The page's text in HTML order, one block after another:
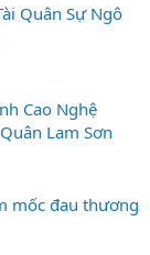
Quân Sự Ngô
Cao Nghệ
Lam Sơn
mốc đau thương